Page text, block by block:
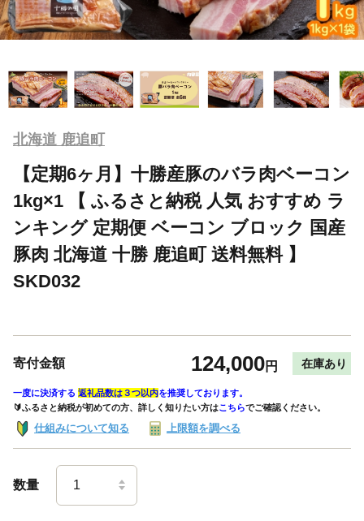
北海道 鹿追町
【定期6ヶ月】十勝産豚のバラ肉ベーコン
1kg×1 【 ふるさと納税 人気 おすすめ ラ
ンキング 定期便 ベーコン ブロック 国産
豚肉 北海道 十勝 鹿追町 送料無料 】
SKD032
寄付金額 124,000円 在庫あり
一度に決済する 返礼品数は３つ以内を推奨しております。
🔰ふるさと納税が初めての方、詳しく知りたい方はこちらでご確認ください。
仕組みについて知る 上限額を調べる
数量